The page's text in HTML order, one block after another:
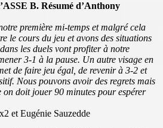
B. Résumé d’Anthony
première mi-temps et malgré cela
le cours du jeu et avons des situations
les duels vont profiter à notre
3-1 à la pause. Un autre visage en
de faire jeu égal, de revenir à 3-2 et
Nous pouvons avoir des regrets mais
on doit jouer 90 minutes pour espérer
et Eugénie Sauzedde